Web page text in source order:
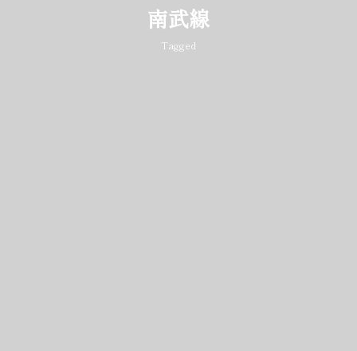
南武線
Tagged